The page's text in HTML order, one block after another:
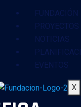
FUNDACIÓN
NOTICIAS
EVENTOS
X